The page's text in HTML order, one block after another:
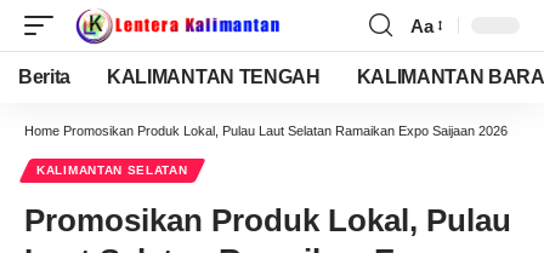
Aa
Berita KALIMANTAN TENGAH KALIMANTAN
Home Promosikan Produk Lokal, Pulau Laut Selatan Ramaikan Expo Saijaan 2026
KALIMANTAN SELATAN
Promosikan Produk Lokal, Pulau